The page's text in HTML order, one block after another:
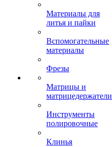
Материалы для
литья и пайки
Вспомогательные
материалы
Фрезы
Матрицы и
матрицедержатели
Инструменты
полировочные
Клинья